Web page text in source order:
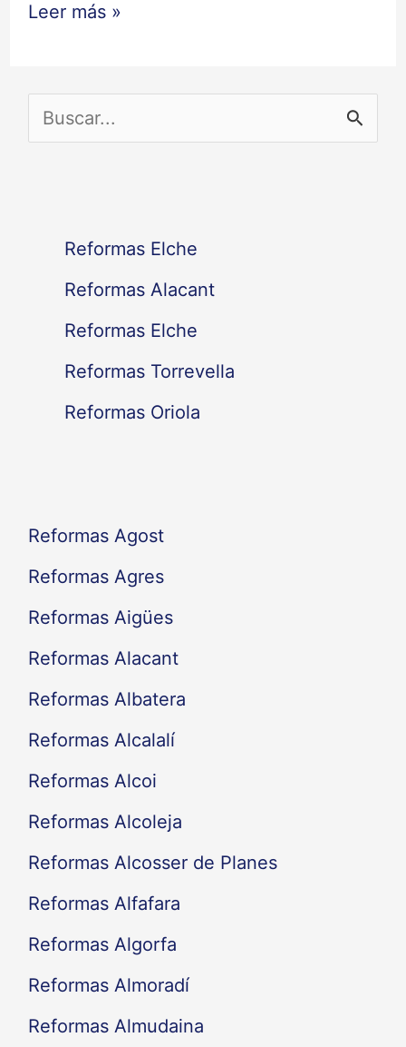
Leer más »
Reformas Elche
Reformas Alacant
Reformas Elche
Reformas Torrevella
Reformas Oriola
Reformas Agost
Reformas Agres
Reformas Aigües
Reformas Alacant
Reformas Albatera
Reformas Alcalalí
Reformas Alcoi
Reformas Alcoleja
Reformas Alcosser de Planes
Reformas Alfafara
Reformas Algorfa
Reformas Almoradí
Reformas Almudaina